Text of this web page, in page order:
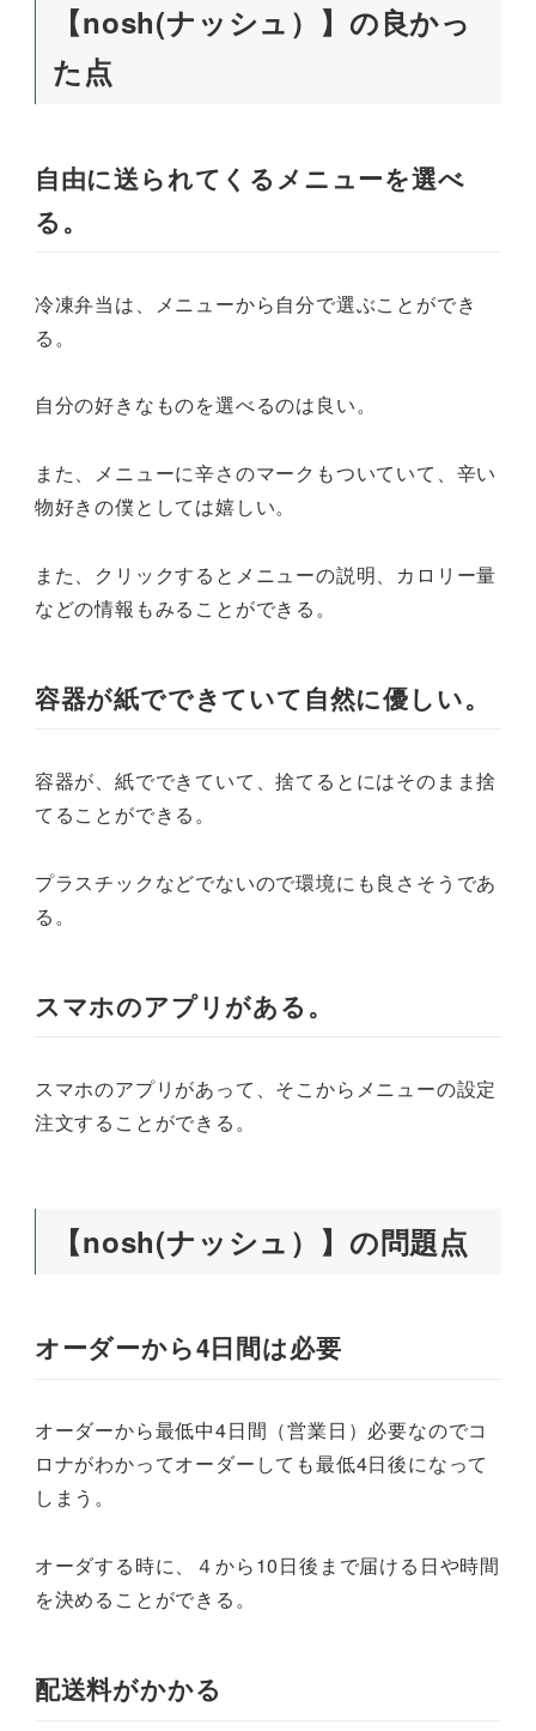
【nosh(ナッシュ）】の良かっ
た点
自由に送られてくるメニューを選べ
る。
冷凍弁当は、メニューから自分で選ぶことができ
る。
自分の好きなものを選べるのは良い。
また、メニューに辛さのマークもついていて、辛い
物好きの僕としては嬉しい。
また、クリックするとメニューの説明、カロリー量
などの情報もみることができる。
容器が紙でできていて自然に優しい。
容器が、紙でできていて、捨てるとにはそのまま捨
てることができる。
プラスチックなどでないので環境にも良さそうであ
る。
スマホのアプリがある。
スマホのアプリがあって、そこからメニューの設定
注文することができる。
【nosh(ナッシュ）】の問題点
オーダーから4日間は必要
オーダーから最低中4日間（営業日）必要なのでコ
ロナがわかってオーダーしても最低4日後になって
しまう。
オーダする時に、４から10日後まで届ける日や時間
を決めることができる。
配送料がかかる